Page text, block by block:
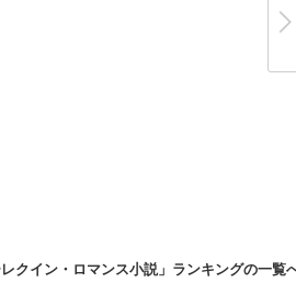
レクイン・ロマンス小説」ランキングの一覧